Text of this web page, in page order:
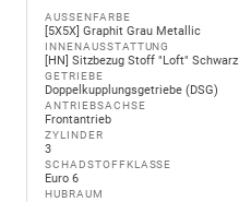
AUSSENFARBE
[5X5X] Graphit Grau Metallic
INNENAUSSTATTUNG
[HN] Sitzbezug Stoff "Loft" Schwarz
GETRIEBE
Doppelkupplungsgetriebe (DSG)
ANTRIEBSACHSE
Frontantrieb
ZYLINDER
3
SCHADSTOFFKLASSE
Euro 6
HUBRAUM